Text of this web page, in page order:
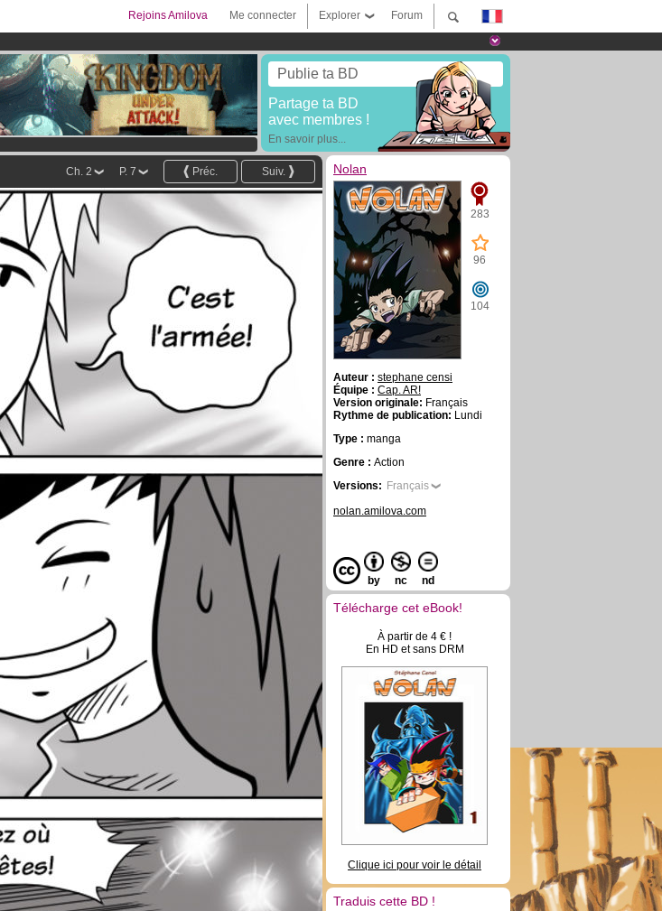
Forum
Explorer
Me connecter
Rejoins Amilova
t'abonner
Publie ta BD
Partage ta BD
avec membres !
En savoir plus...
Suiv.
Préc.
P. 7
Ch. 2 Nolan
283
96
104
Auteur : stephane censi
Équipe : Cap. AR!
Version originale: Français
Rythme de publication: Lundi
Type : manga
Genre : Action
Versions: Français
nolan.amilova.com
by nc nd
Télécharge cet eBook!
À partir de 4 € !
En HD et sans DRM
Clique ici pour voir le détail
Traduis cette BD !